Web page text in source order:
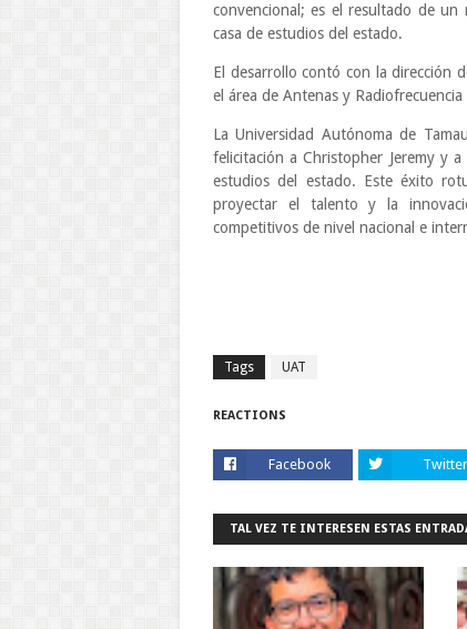
convencional; es el resultado de
casa de estudios del estado.
El desarrollo contó con la dirección
el área de Antenas y Radiofrecuencia
La Universidad Autónoma de
felicitación a Christopher Jeremy y
estudios del estado. Este éxito
proyectar el talento y la
competitivos de nivel nacional e
Tags UAT
REACTIONS
Facebook Twitter
TAL VEZ TE INTERESEN ESTAS